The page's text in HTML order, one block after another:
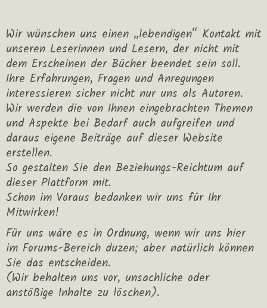
Wir wünschen uns einen „lebendigen“ Kontakt mit
unseren Leserinnen und Lesern, der nicht mit
dem Erscheinen der Bücher beendet sein soll.
Ihre Erfahrungen, Fragen und Anregungen
interessieren sicher nicht nur uns als Autoren.
Wir werden die von Ihnen eingebrachten Themen
und Aspekte bei Bedarf auch aufgreifen und
daraus eigene Beiträge auf dieser Website
erstellen.
So gestalten Sie den Beziehungs-Reichtum auf
dieser Plattform mit.
Schon im Voraus bedanken wir uns für Ihr
Mitwirken!
Für uns wäre es in Ordnung, wenn wir uns hier
im Forums-Bereich duzen; aber natürlich können
Sie das entscheiden.
(Wir behalten uns vor, unsachliche oder
anstößige Inhalte zu löschen).